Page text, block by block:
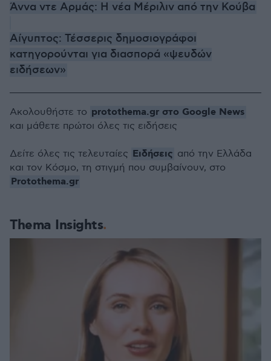
Άννα ντε Αρμάς: Η νέα Μέριλιν από την Κούβα
Αίγυπτος: Τέσσερις δημοσιογράφοι
κατηγορούνται για διασπορά «ψευδών
ειδήσεων»
Thema Insights
Ακολουθήστε το protothema.gr στο Google News
και μάθετε πρώτοι όλες τις ειδήσεις
Δείτε όλες τις τελευταίες Ειδήσεις από την Ελλάδα
και τον Κόσμο, τη στιγμή που συμβαίνουν, στο
Protothema.gr